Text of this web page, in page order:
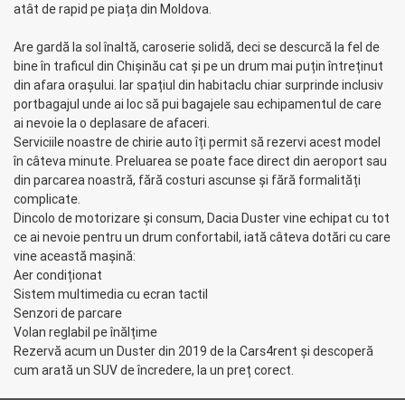
atât de rapid pe piața din Moldova.
Are gardă la sol înaltă, caroserie solidă, deci se descurcă la fel de
bine în traficul din Chișinău cat și pe un drum mai puțin întreținut
din afara orașului. Iar spațiul din habitaclu chiar surprinde inclusiv
portbagajul unde ai loc să pui bagajele sau echipamentul de care
ai nevoie la o deplasare de afaceri.
Serviciile noastre dechirie autoîți permit să rezervi acest model
în câteva minute. Preluarea se poate face direct din aeroport sau
din parcarea noastră, fără costuri ascunse și fără formalități
complicate.
Dincolo de motorizare și consum, Dacia Duster vine echipat cu tot
ce ai nevoie pentru un drum confortabil, iată câteva dotări cu care
vine această mașină:
Aer condiționat
Sistem multimedia cu ecran tactil
Senzori de parcare
Volan reglabil pe înălțime
Rezervă acum un Duster din 2019 de laCars4rent și descoperă
cum arată un SUV de încredere, la un preț corect.